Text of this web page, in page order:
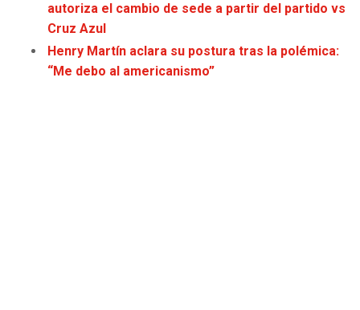
TEXANS
COLTS
HEAT
MAGIC
autoriza el cambio de sede a partir del partido vs
Cruz Azul
Henry Martín aclara su postura tras la polémica:
“Me debo al americanismo”